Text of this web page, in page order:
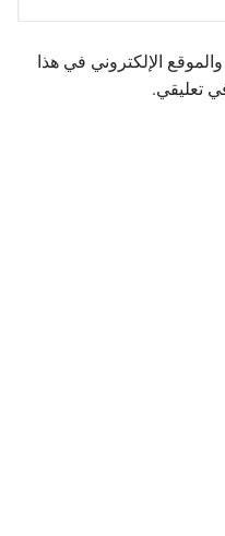
الإلكتروني في هذا
تعليقي.